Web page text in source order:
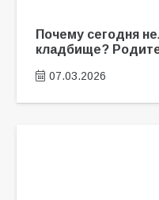
Почему сегодня
кладбище?
07.03.2026